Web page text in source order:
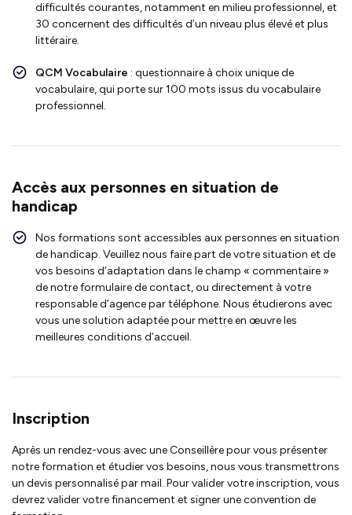
difficultés courantes, notamment en milieu professionnel, et
30 concernent des difficultés d’un niveau plus élevé et plus
littéraire.
QCM Vocabulaire : questionnaire à choix unique de
vocabulaire, qui porte sur 100 mots issus du vocabulaire
professionnel.
Accès aux personnes en situation de
handicap
Nos formations sont accessibles aux personnes en situation
de handicap. Veuillez nous faire part de votre situation et de
vos besoins d’adaptation dans le champ « commentaire »
de notre formulaire de contact, ou directement à votre
responsable d’agence par téléphone. Nous étudierons avec
vous une solution adaptée pour mettre en œuvre les
meilleures conditions d’accueil.
Inscription
Après un rendez-vous avec une Conseillère pour vous présenter
notre formation et étudier vos besoins, nous vous transmettrons
un devis personnalisé par mail. Pour valider votre inscription, vous
devrez valider votre financement et signer une convention de